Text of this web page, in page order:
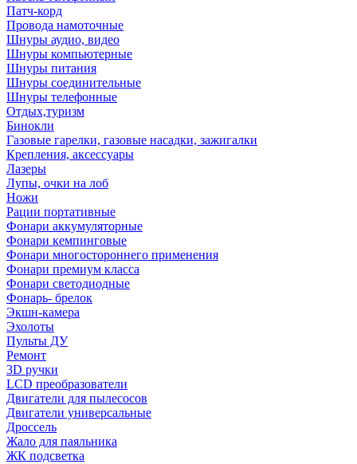
Патч-корд
Провода намоточные
Шнуры аудио, видео
Шнуры компьютерные
Шнуры питания
Шнуры соединительные
Шнуры телефонные
Отдых,туризм
Бинокли
Газовые гарелки, газовые насадки, зажигалки
Крепления, аксессуары
Лазеры
Лупы, очки на лоб
Ножи
Рации портативные
Фонари аккумуляторные
Фонари кемпинговые
Фонари многостороннего применения
Фонари премиум класса
Фонари светодиодные
Фонарь- брелок
Экшн-камера
Эхолоты
Пульты ДУ
Ремонт
3D ручки
LCD преобразователи
Двигатели для пылесосов
Двигатели универсальные
Дроссель
Жало для паяльника
ЖК подсветка